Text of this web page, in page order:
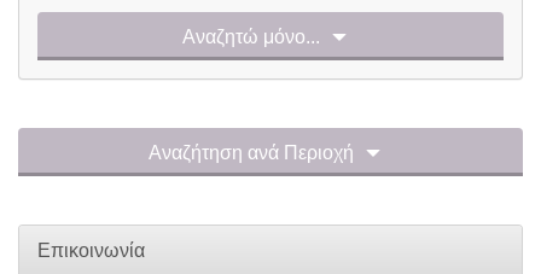
Αναζητώ μόνο...
Αναζήτηση ανά Περιοχή
Επικοινωνία